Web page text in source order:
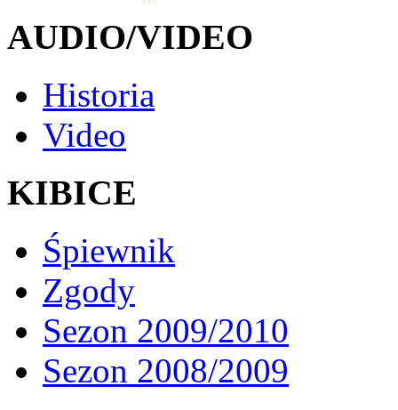
AUDIO/VIDEO
Historia
Video
KIBICE
Śpiewnik
Zgody
Sezon 2009/2010
Sezon 2008/2009